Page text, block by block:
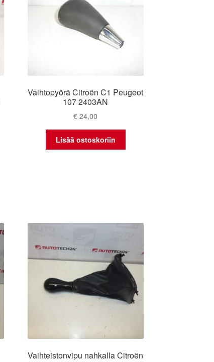
Vaihtopyörä Citroën C1 Peugeot
107 2403AN
€ 24,00
Lisää ostoskoriin
Vaihteistonvipu nahkalla Citroën